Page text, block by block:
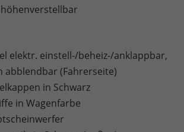
elektr. einstell-/beheiz-/anklappbar,
abblendbar (Fahrerseite)
in Schwarz
in Wagenfarbe